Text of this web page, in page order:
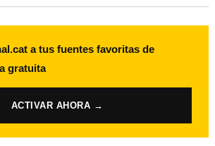
a tus fuentes favoritas de
gratuita
ACTIVAR AHORA →